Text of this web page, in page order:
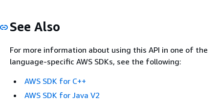
See Also
For more information about using this API in one of the
language-specific AWS SDKs, see the following:
AWS SDK for C++
AWS SDK for Java V2